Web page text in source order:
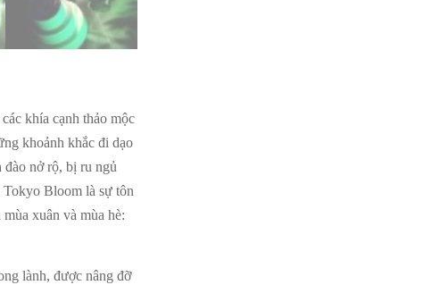
khía cạnh thảo mộc
khoảnh khắc đi dạo
đào nở rộ, bị ru ngủ
Tokyo Bloom là sự tôn
xuân và mùa hè:
lành, được nâng đỡ